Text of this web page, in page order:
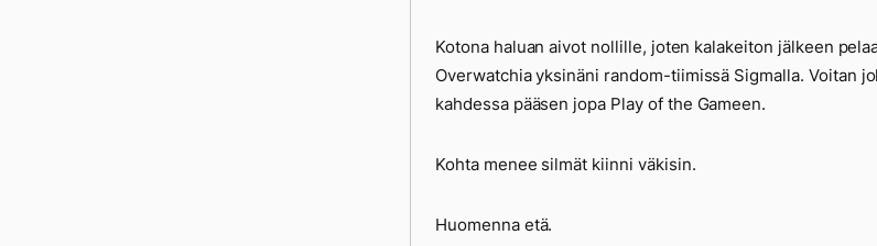
Kotona haluan aivot nollille, joten kalakeiton jälkeen
Overwatchia yksinäni random-tiimissä Sigmalla. Voitan
kahdessa pääsen jopa Play of the Gameen.
Kohta menee silmät kiinni väkisin.
Huomenna etä.